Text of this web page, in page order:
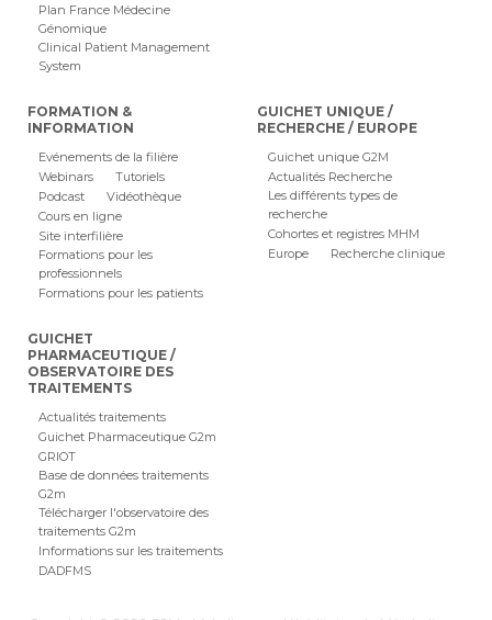
Plan France Médecine
Génomique
Clinical Patient Management
System
FORMATION &
INFORMATION
Evénements de la filière
Webinars
Tutoriels
Podcast
Vidéothèque
Cours en ligne
Site interfilière
Formations pour les
professionnels
Formations pour les patients
GUICHET UNIQUE /
RECHERCHE / EUROPE
Guichet unique G2M
Actualités Recherche
Les différents types de
recherche
Cohortes et registres MHM
Europe
Recherche clinique
GUICHET
PHARMACEUTIQUE /
OBSERVATOIRE DES
TRAITEMENTS
Actualités traitements
Guichet Pharmaceutique G2m
GRIOT
Base de données traitements
G2m
Télécharger l'observatoire des
traitements G2m
Informations sur les traitements
DADFMS